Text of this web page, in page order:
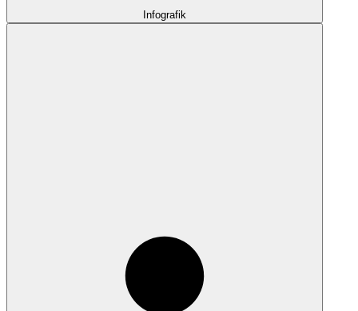
Infografik